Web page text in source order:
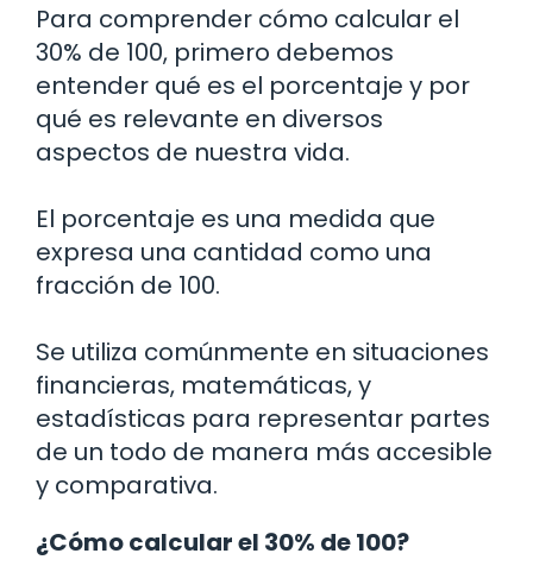
Para comprender cómo calcular el
30% de 100, primero debemos
entender qué es el porcentaje y por
qué es relevante en diversos
aspectos de nuestra vida.
El porcentaje es una medida que
expresa una cantidad como una
fracción de 100.
Se utiliza comúnmente en situaciones
financieras, matemáticas, y
estadísticas para representar partes
de un todo de manera más accesible
y comparativa.
¿Cómo calcular el 30% de 100?